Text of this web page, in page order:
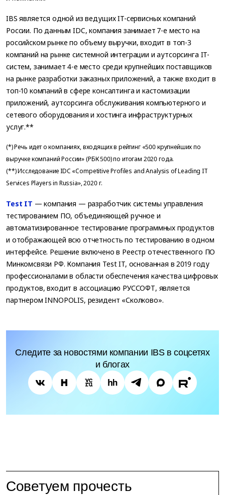
IBS является одной из ведущих IT-сервисных компаний
России. По данным IDC, компания занимает 7-е место на
российском рынке по объему выручки, входит в топ-3
компаний на рынке системной интеграции и аутсорсинга IT-
систем, занимает 4-е место среди крупнейших поставщиков
на рынке разработки заказных приложений, а также входит в
топ-10 компаний в сфере консалтинга и кастомизации
приложений, аутсорсинга обслуживания компьютерного и
сетевого оборудования и хостинга инфраструктурных
услуг.**
(*) Речь идет о компаниях, входящих в рейтинг «500 крупнейших по
выручке компаний России» (РБК 500) по итогам 2020 года.
(**) Исследование IDC «Competitive Profiles and Analysis of Leading IT
Services Players in Russia», 2020 г.
Test IT — компания — разработчик системы управления
тестированием ПО, объединяющей ручное и
автоматизированное тестирование программных продуктов
и отображающей всю отчетность по тестированию в одном
интерфейсе. Решение включено в Реестр отечественного ПО
Минкомсвязи РФ. Компания Test IT, основанная в 2019 году
профессионалами в области обеспечения качества цифровых
продуктов, входит в ассоциацию РУССОФТ, является
партнером INNOPOLIS, резидент «Сколково».
Следите за новостями компании IBS в соцсетях
и блогах
Советуем прочесть